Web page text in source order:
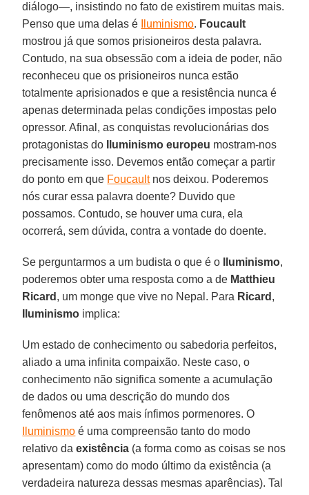
diálogo—, insistindo no fato de existirem muitas mais.
Penso que uma delas é
Iluminismo. Foucault
mostrou já que somos prisioneiros desta palavra.
Contudo, na sua obsessão com a ideia de poder, não
reconheceu que os prisioneiros nunca estão
totalmente aprisionados e que a resistência nunca é
apenas determinada pelas condições impostas pelo
opressor. Afinal, as conquistas revolucionárias dos
protagonistas do
Iluminismo europeu mostram-nos
precisamente isso. Devemos então começar a partir
do ponto em que Foucaultnos deixou. Poderemos
nós curar essa palavra doente? Duvido que
possamos. Contudo, se houver uma cura, ela
ocorrerá, sem dúvida, contra a vontade do doente.
Se perguntarmos a um budista o que é o Iluminismo,
poderemos obter uma resposta como a de Matthieu
Ricard , um monge que vive no Nepal. Para Ricard ,
Iluminismo implica:
Um estado de conhecimento ou sabedoria perfeitos,
aliado a uma infinita compaixão. Neste caso, o
conhecimento não significa somente a acumulação
de dados ou uma descrição do mundo dos
fenômenos até aos mais ínfimos pormenores. O
Iluminismo é uma compreensão tanto do modo
relativo daexistência (a forma como as coisas se nos
apresentam) como do modo último da existência (a
verdadeira natureza dessas mesmas aparências). Tal